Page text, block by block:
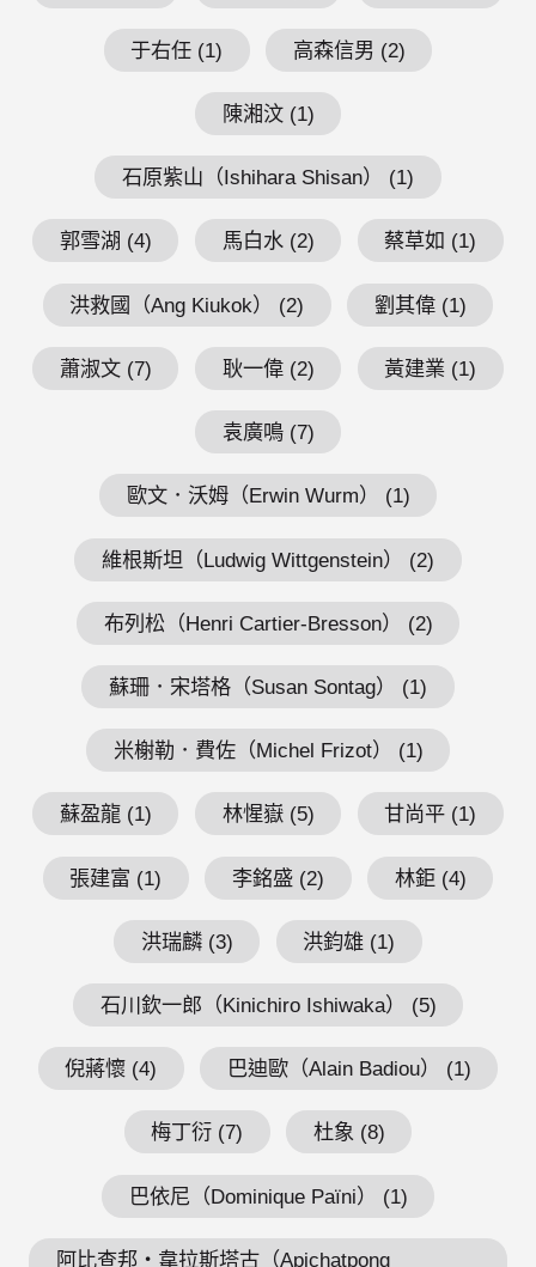
于右任 (1) 高森信男 (2)
陳湘汶 (1)
石原紫山（Ishihara Shisan） (1)
郭雪湖 (4) 馬白水 (2) 蔡草如 (1)
洪救國（Ang Kiukok） (2) 劉其偉 (1)
蕭淑文 (7) 耿一偉 (2) 黃建業 (1)
袁廣鳴 (7)
歐文．沃姆（Erwin Wurm） (1)
維根斯坦（Ludwig Wittgenstein） (2)
布列松（Henri Cartier-Bresson） (2)
蘇珊．宋塔格（Susan Sontag） (1)
米榭勒．費佐（Michel Frizot） (1)
蘇盈龍 (1) 林惺嶽 (5) 甘尚平 (1)
張建富 (1) 李銘盛 (2) 林鉅 (4)
洪瑞麟 (3) 洪鈞雄 (1)
石川欽一郎（Kinichiro Ishiwaka） (5)
倪蔣懷 (4) 巴迪歐（Alain Badiou） (1)
梅丁衍 (7) 杜象 (8)
巴依尼（Dominique Païni） (1)
阿比查邦・韋拉斯塔古（Apichatpong